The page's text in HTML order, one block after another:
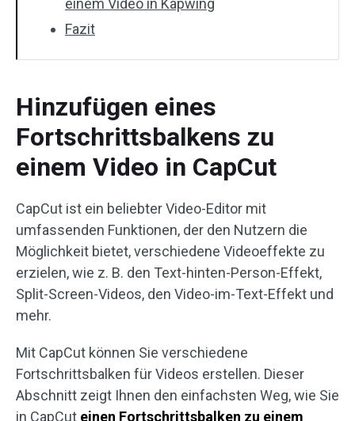
einem Video in Kapwing
Fazit
Hinzufügen eines
Fortschrittsbalkens zu
einem Video in CapCut
CapCut ist ein beliebter Video-Editor mit
umfassenden Funktionen, der den Nutzern die
Möglichkeit bietet, verschiedene Videoeffekte zu
erzielen, wie z. B. den Text-hinten-Person-Effekt,
Split-Screen-Videos, den Video-im-Text-Effekt und
mehr.
Mit CapCut können Sie verschiedene
Fortschrittsbalken für Videos erstellen. Dieser
Abschnitt zeigt Ihnen den einfachsten Weg, wie Sie
in CapCut einen Fortschrittsbalken zu einem